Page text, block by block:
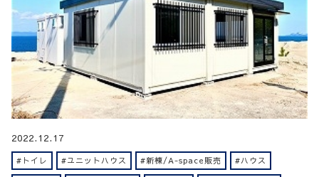
2022.12.17
#トイレ #ユニットハウス #新棟/A-space販売 #ハウス